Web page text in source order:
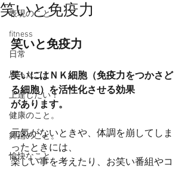
表現のこと
fitness
日常
思ったこと
上達したい！
健康のこと。
舞踊のこと。
愉快なこと
笑いと免疫力
笑いと免疫力
笑いにはＮＫ細胞（免疫力をつかさど
る細胞）を活性化させる効果
があります。
元気がないときや、体調を崩してしま
ったときには、
楽しい事を考えたり、お笑い番組やコ